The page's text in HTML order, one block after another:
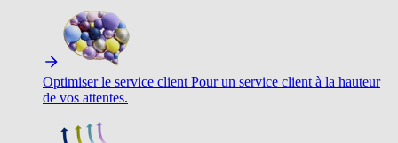
Optimiser le service client Pour un service client à la hauteur
de vos attentes.